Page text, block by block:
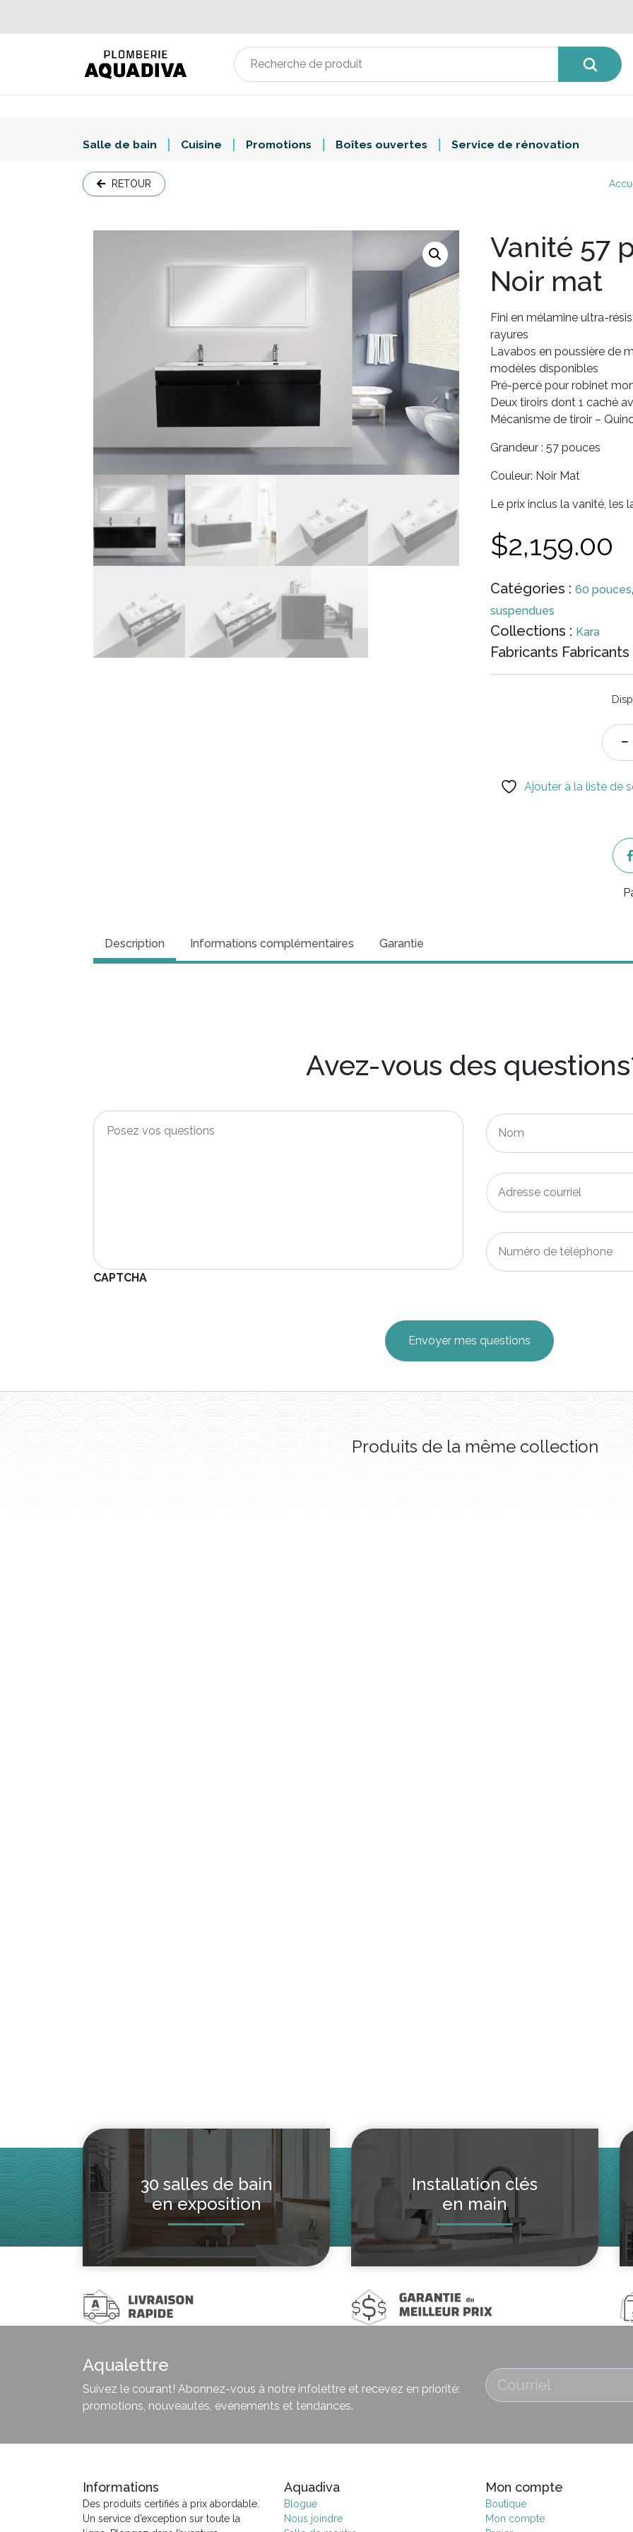
Salle de bain Cuisine Promotions Boîtes ouvertes Service de rénovation
RETOUR
Vanité 57
Noir mat
Fini en mélamine ultra-
rayures
Lavabos en poussière de
modèles disponibles
Pré-percé pour robinet
Deux tiroirs dont 1 caché
Mécanisme de tiroir –
Grandeur : 57 pouces
Couleur: Noir Mat
Le prix inclus la vanité, les
$2,159.00
Catégories : 60 pouces
suspendues
Collections : Kara
Fabricants
Ajouter à la liste de
Description Informations complémentaires Garantie
Avez-vous des
Posez
vos
Nom *
Adresse
courriel
Numéro
de
téléphone *
CAPTCHA
Produits de la même collection
30 salles de bain
en exposition
Installation clés
en main
Aqualettre
Suivez le courant! Abonnez-vous à notre infolettre et recevez en priorité:
promotions, nouveautés, évènements et tendances.
Informations
Des produits certifiés à prix abordable.
Un service d’exception sur toute la
Aquadiva
Blogue
Nous joindre
Mon compte
Boutique
Mon compte